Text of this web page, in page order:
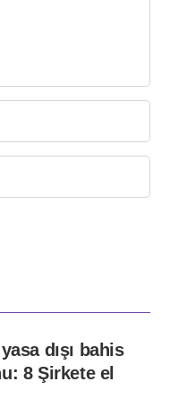
dışı bahis
8 Şirkete el